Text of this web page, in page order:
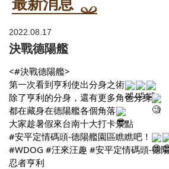
2022.08.17
決戰德陽艦
<#決戰德陽艦>
第一次看到亨利使出分身之術
除了亨利的分身，還有更多角色分身
都在藏身在德陽艦各個角落
大家趁暑假來台南十大打卡景點
#安平定情碼頭-德陽艦園區瞧瞧吧！
#WDOG #汪來汪趣 #安平定情碼頭-德
忍者亨利